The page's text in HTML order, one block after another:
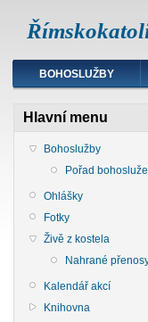
BOHOSLUŽBY
Hlavní menu
Bohoslužby
Pořad
Ohlášky
Fotky
Živě z kostela
Nahrané
Kalendář akcí
Knihovna